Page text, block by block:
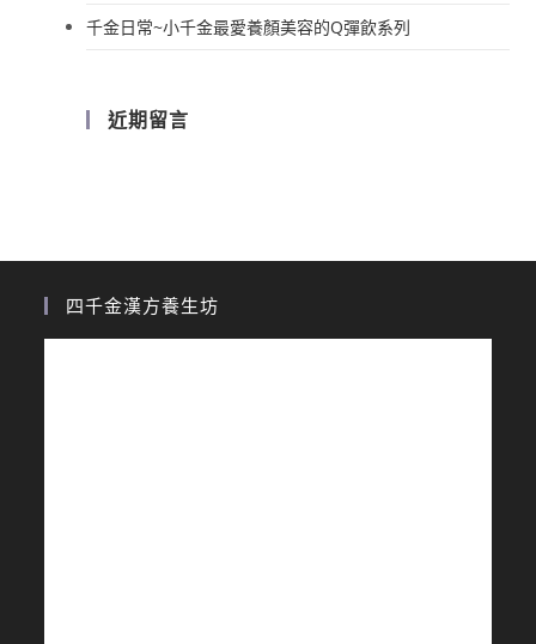
千金日常~小千金最愛養顏美容的Q彈飲系列
近期留言
四千金漢方養生坊